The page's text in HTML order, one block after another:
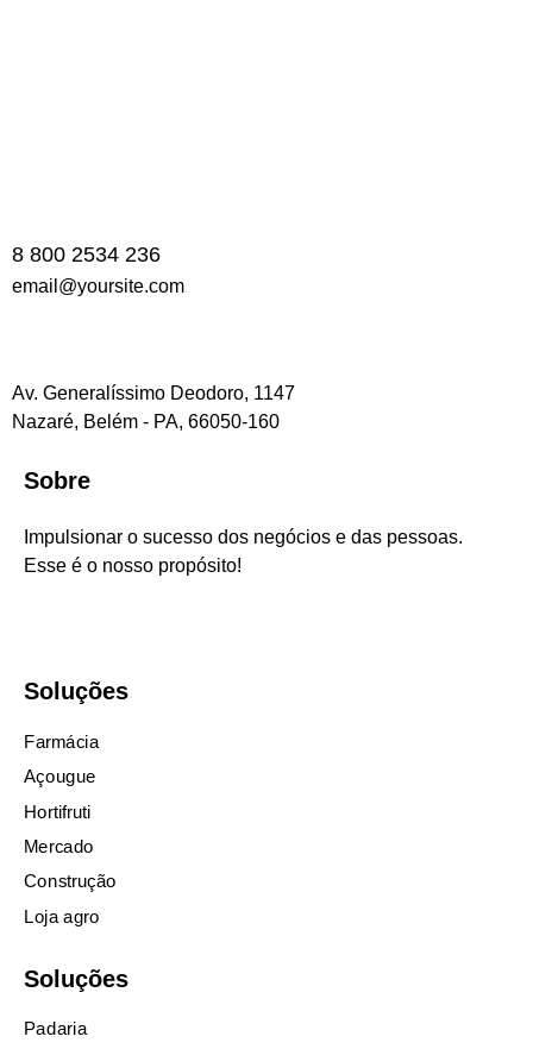
8 800 2534 236
email@yoursite.com
Av. Generalíssimo Deodoro, 1147
Nazaré, Belém - PA, 66050-160
Sobre
Impulsionar o sucesso dos negócios e das pessoas.
Esse é o nosso propósito!
Soluções
Farmácia
Açougue
Hortifruti
Mercado
Construção
Loja agro
Soluções
Padaria